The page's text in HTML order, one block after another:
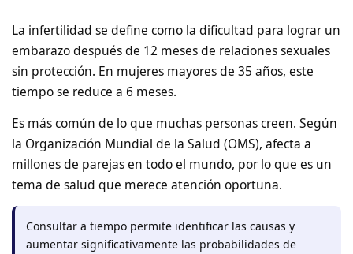
La infertilidad se define como la dificultad para lograr un
embarazo después de 12 meses de relaciones sexuales
sin protección. En mujeres mayores de 35 años, este
tiempo se reduce a 6 meses.
Es más común de lo que muchas personas creen. Según
la Organización Mundial de la Salud (OMS), afecta a
millones de parejas en todo el mundo, por lo que es un
tema de salud que merece atención oportuna.
Consultar a tiempo permite identificar las causas y
aumentar significativamente las probabilidades de